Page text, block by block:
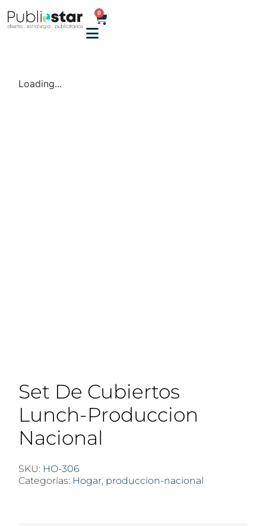
0
Loading...
Set De Cubiertos
Lunch-Produccion
Nacional
SKU: HO-306
Categorías: Hogar, produccion-nacional